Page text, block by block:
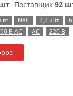
Поставщик 92
NXC 2,2 кВт
В AC AC 220 В